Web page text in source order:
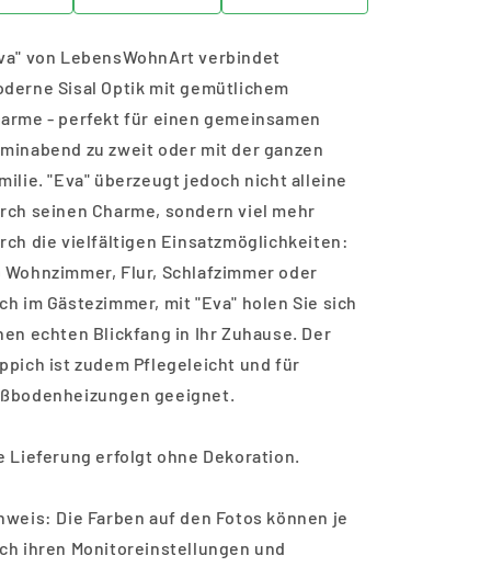
von LebensWohnArt verbindet
Sisal Optik mit gemütlichem
- perfekt für einen gemeinsamen
zu zweit oder mit der ganzen
"Eva" überzeugt jedoch nicht alleine
seinen Charme, sondern viel mehr
die vielfältigen Einsatzmöglichkeiten:
Wohnzimmer, Flur, Schlafzimmer oder
im Gästezimmer, mit "Eva" holen Sie sich
echten Blickfang in Ihr Zuhause. Der
ist zudem Pflegeleicht und für
geeignet.
Lieferung erfolgt ohne Dekoration.
Die Farben auf den Fotos können je
ihren Monitoreinstellungen und